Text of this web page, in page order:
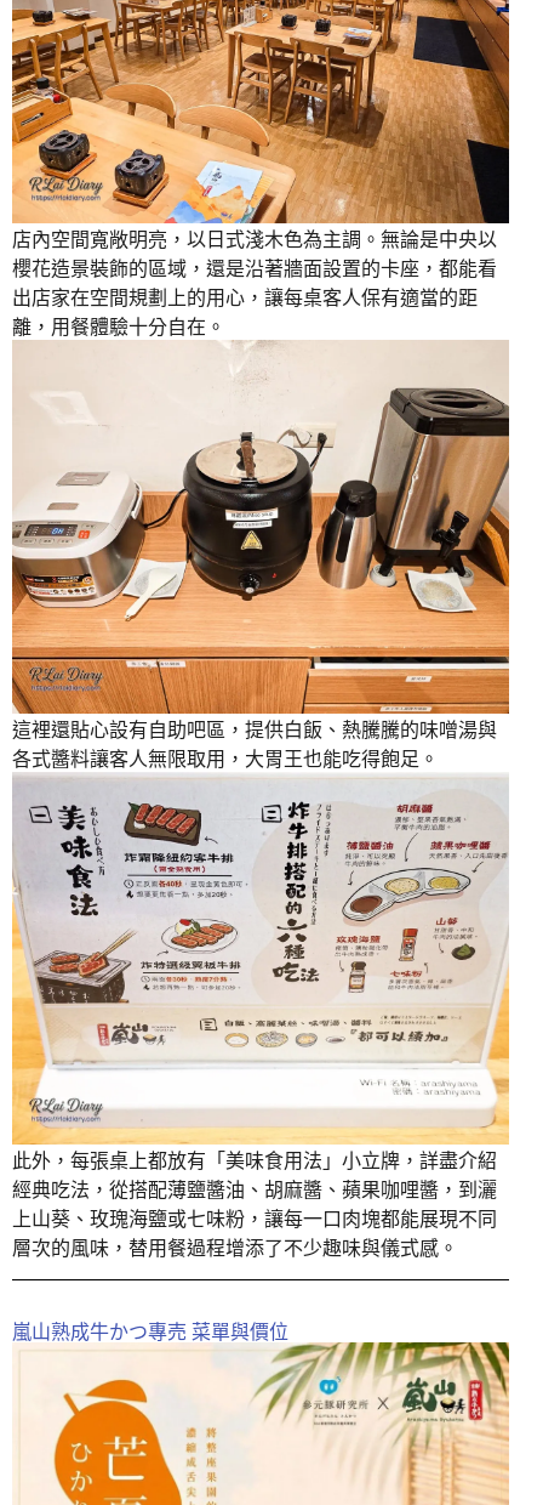
店內空間寬敞明亮，以日式淺木色為主調。無論是中央以
櫻花造景裝飾的區域，還是沿著牆面設置的卡座，都能看
出店家在空間規劃上的用心，讓每桌客人保有適當的距
離，用餐體驗十分自在。
這裡還貼心設有自助吧區，提供白飯、熱騰騰的味噌湯與
各式醬料讓客人無限取用，大胃王也能吃得飽足。
此外，每張桌上都放有「美味食用法」小立牌，詳盡介紹
經典吃法，從搭配薄鹽醬油、胡麻醬、蘋果咖哩醬，到灑
上山葵、玫瑰海鹽或七味粉，讓每一口肉塊都能展現不同
層次的風味，替用餐過程增添了不少趣味與儀式感。
嵐山熟成牛かつ專売 菜單與價位